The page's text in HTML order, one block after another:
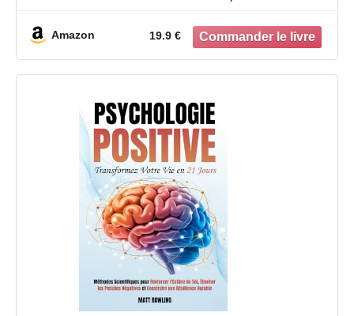
l'Anxiété et le Stress| Langage corporel :
PNL, TCC, Psychologie Noire et
Manipulation
Amazon 19.9 €